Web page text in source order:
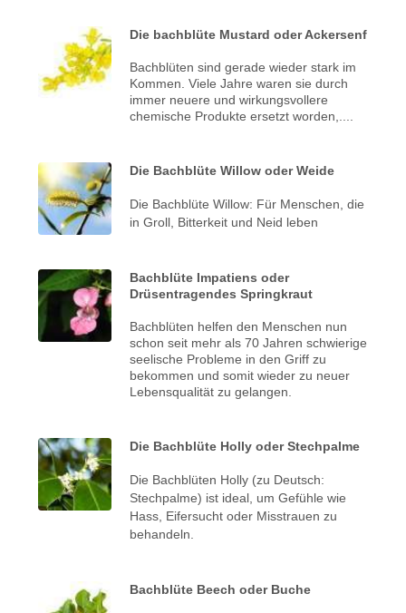
Die bachblüte Mustard oder Ackersenf
Bachblüten sind gerade wieder stark im
Kommen. Viele Jahre waren sie durch
immer neuere und wirkungsvollere
chemische Produkte ersetzt worden,....
Die Bachblüte Willow oder Weide
Die Bachblüte Willow: Für Menschen, die
in Groll, Bitterkeit und Neid leben
Bachblüte Impatiens oder
Drüsentragendes Springkraut
Bachblüten helfen den Menschen nun
schon seit mehr als 70 Jahren schwierige
seelische Probleme in den Griff zu
bekommen und somit wieder zu neuer
Lebensqualität zu gelangen.
Die Bachblüte Holly oder Stechpalme
Die Bachblüten Holly (zu Deutsch:
Stechpalme) ist ideal, um Gefühle wie
Hass, Eifersucht oder Misstrauen zu
behandeln.
Bachblüte Beech oder Buche